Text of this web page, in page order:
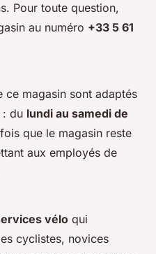
Pour toute question,
au numéro +33 5 61
ce magasin sont adaptés
: du lundi au samedi de
que le magasin reste
aux employés de
vélo qui
cyclistes, novices